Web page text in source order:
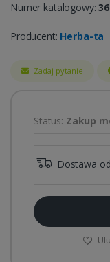
Numer katalogowy:
Producent: Herba-ta
Zadaj pytanie
Status: Zakup
Dostawa od